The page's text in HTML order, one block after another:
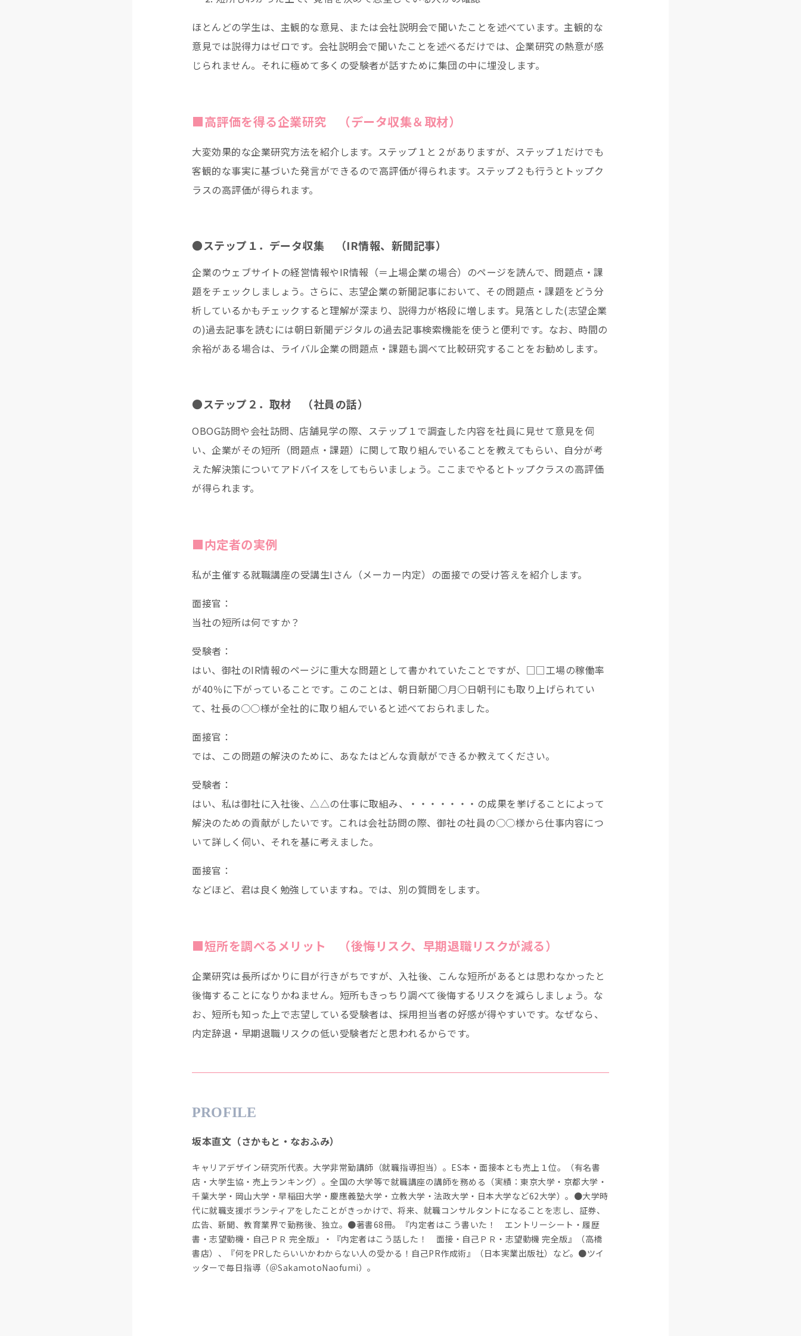
ほとんどの学生は、主観的な意見、または会社説明会で聞いたことを述べています。主観的な
意見では説得力はゼロです。会社説明会で聞いたことを述べるだけでは、企業研究の熱意が感
じられません。それに極めて多くの受験者が話すために集団の中に埋没します。
■高評価を得る企業研究 （データ収集＆取材）
大変効果的な企業研究方法を紹介します。ステップ１と２がありますが、ステップ１だけでも
客観的な事実に基づいた発言ができるので高評価が得られます。ステップ２も行うとトップク
ラスの高評価が得られます。
●ステップ１．データ収集 （IR情報、新聞記事）
企業のウェブサイトの経営情報やIR情報（＝上場企業の場合）のページを読んで、問題点・課
題をチェックしましょう。さらに、志望企業の新聞記事において、その問題点・課題をどう分
析しているかもチェックすると理解が深まり、説得力が格段に増します。見落とした(志望企業
の)過去記事を読むには朝日新聞デジタルの過去記事検索機能を使うと便利です。なお、時間の
余裕がある場合は、ライバル企業の問題点・課題も調べて比較研究することをお勧めします。
●ステップ２．取材 （社員の話）
OBOG訪問や会社訪問、店舗見学の際、ステップ１で調査した内容を社員に見せて意見を伺
い、企業がその短所（問題点・課題）に関して取り組んでいることを教えてもらい、自分が考
えた解決策についてアドバイスをしてもらいましょう。ここまでやるとトップクラスの高評価
が得られます。
■内定者の実例
私が主催する就職講座の受講生Iさん（メーカー内定）の面接での受け答えを紹介します。
面接官：
当社の短所は何ですか？
受験者：
はい、御社のIR情報のページに重大な問題として書かれていたことですが、□□工場の稼働率
が40％に下がっていることです。このことは、朝日新聞○月○日朝刊にも取り上げられてい
て、社長の○○様が全社的に取り組んでいると述べておられました。
面接官：
では、この問題の解決のために、あなたはどんな貢献ができるか教えてください。
受験者：
はい、私は御社に入社後、△△の仕事に取組み、・・・・・・・の成果を挙げることによって
解決のための貢献がしたいです。これは会社訪問の際、御社の社員の○○様から仕事内容につ
いて詳しく伺い、それを基に考えました。
面接官：
などほど、君は良く勉強していますね。では、別の質問をします。
■短所を調べるメリット （後悔リスク、早期退職リスクが減る）
企業研究は長所ばかりに目が行きがちですが、入社後、こんな短所があるとは思わなかったと
後悔することになりかねません。短所もきっちり調べて後悔するリスクを減らしましょう。な
お、短所も知った上で志望している受験者は、採用担当者の好感が得やすいです。なぜなら、
内定辞退・早期退職リスクの低い受験者だと思われるからです。
PROFILE
坂本直文（さかもと・なおふみ）
キャリアデザイン研究所代表。大学非常勤講師（就職指導担当）。ES本・面接本とも売上１位。（有名書
店・大学生協・売上ランキング）。全国の大学等で就職講座の講師を務める（実績：東京大学・京都大学・
千葉大学・岡山大学・早稲田大学・慶應義塾大学・立教大学・法政大学・日本大学など62大学）。●大学時
代に就職支援ボランティアをしたことがきっかけで、将来、就職コンサルタントになることを志し、証券、
広告、新聞、教育業界で勤務後、独立。●著書68冊。『内定者はこう書いた！ エントリーシート・履歴
書・志望動機・自己ＰＲ 完全版』・『内定者はこう話した！ 面接・自己ＰＲ・志望動機 完全版』（高橋
書店）、『何をPRしたらいいかわからない人の受かる！自己PR作成術』（日本実業出版社）など。●ツイ
ッターで毎日指導（＠SakamotoNaofumi）。